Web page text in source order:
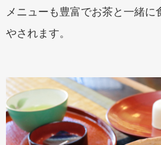
メニューも豊富でお茶と一緒に
やされます。